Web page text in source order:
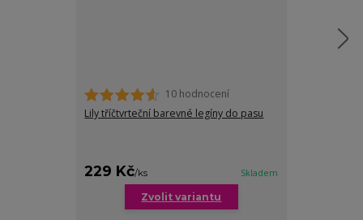
10 hodnocení
Lily tříčtvrteční barevné legíny do pasu
229 Kč/ks Skladem
Zvolit variantu